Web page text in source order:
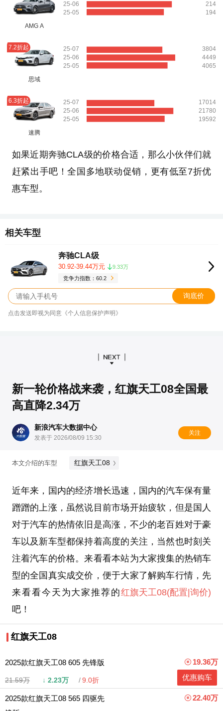
AMG A
25-06
25-05
214
194
7.2折起
思域
25-07
25-06
25-05
3804
4449
4065
6.3折起
速腾
25-07
25-06
25-05
17014
21780
19592
如果近期奔驰CLA级的价格合适，那么小伙伴们就
赶紧出手吧！全国多地联动促销，更有低至7折优
惠车型。
相关车型
奔驰CLA级
30.92-39.44万元
9.33万
竞争力指数：60.2
询底价
点击发送即视为同意《个人信息保护声明》
新一轮价格战来袭，红旗天工08全国最
高直降2.34万
新浪汽车大数据中心
发表于 2026/08/09 15:30
关注
本文介绍的车型 红旗天工08
近年来，国内的经济增长迅速，国内的汽车保有量
蹭蹭的上涨，虽然说目前市场开始疲软，但是国人
对于汽车的热情依旧是高涨，不少的老百姓对于豪
车以及新车型都保持着高度的关注，当然也时刻关
注着汽车的价格。来看看本站为大家搜集的热销车
型的全国真实成交价，便于大家了解购车行情，先
来看看今天为大家推荐的红旗天工08(配置 |询价)
吧！
红旗天工08
2025款红旗天工08 605 先锋版
21.59万 ↓ 2.23万 9.0折
19.36万
优惠购车
2025款红旗天工08 565 四驱先
22.40万